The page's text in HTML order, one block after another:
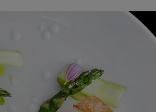
Ritorno sui banchi?
Consigli per ritrovare
la concentrazione